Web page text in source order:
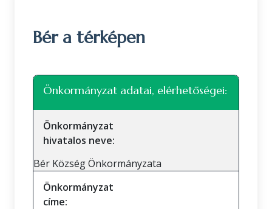
Bér a térképen
+
Önkormányzat adatai, elérhetőségei:
Önkormányzat
hivatalos neve:
Bér Község Önkormányzata
Önkormányzat
címe: